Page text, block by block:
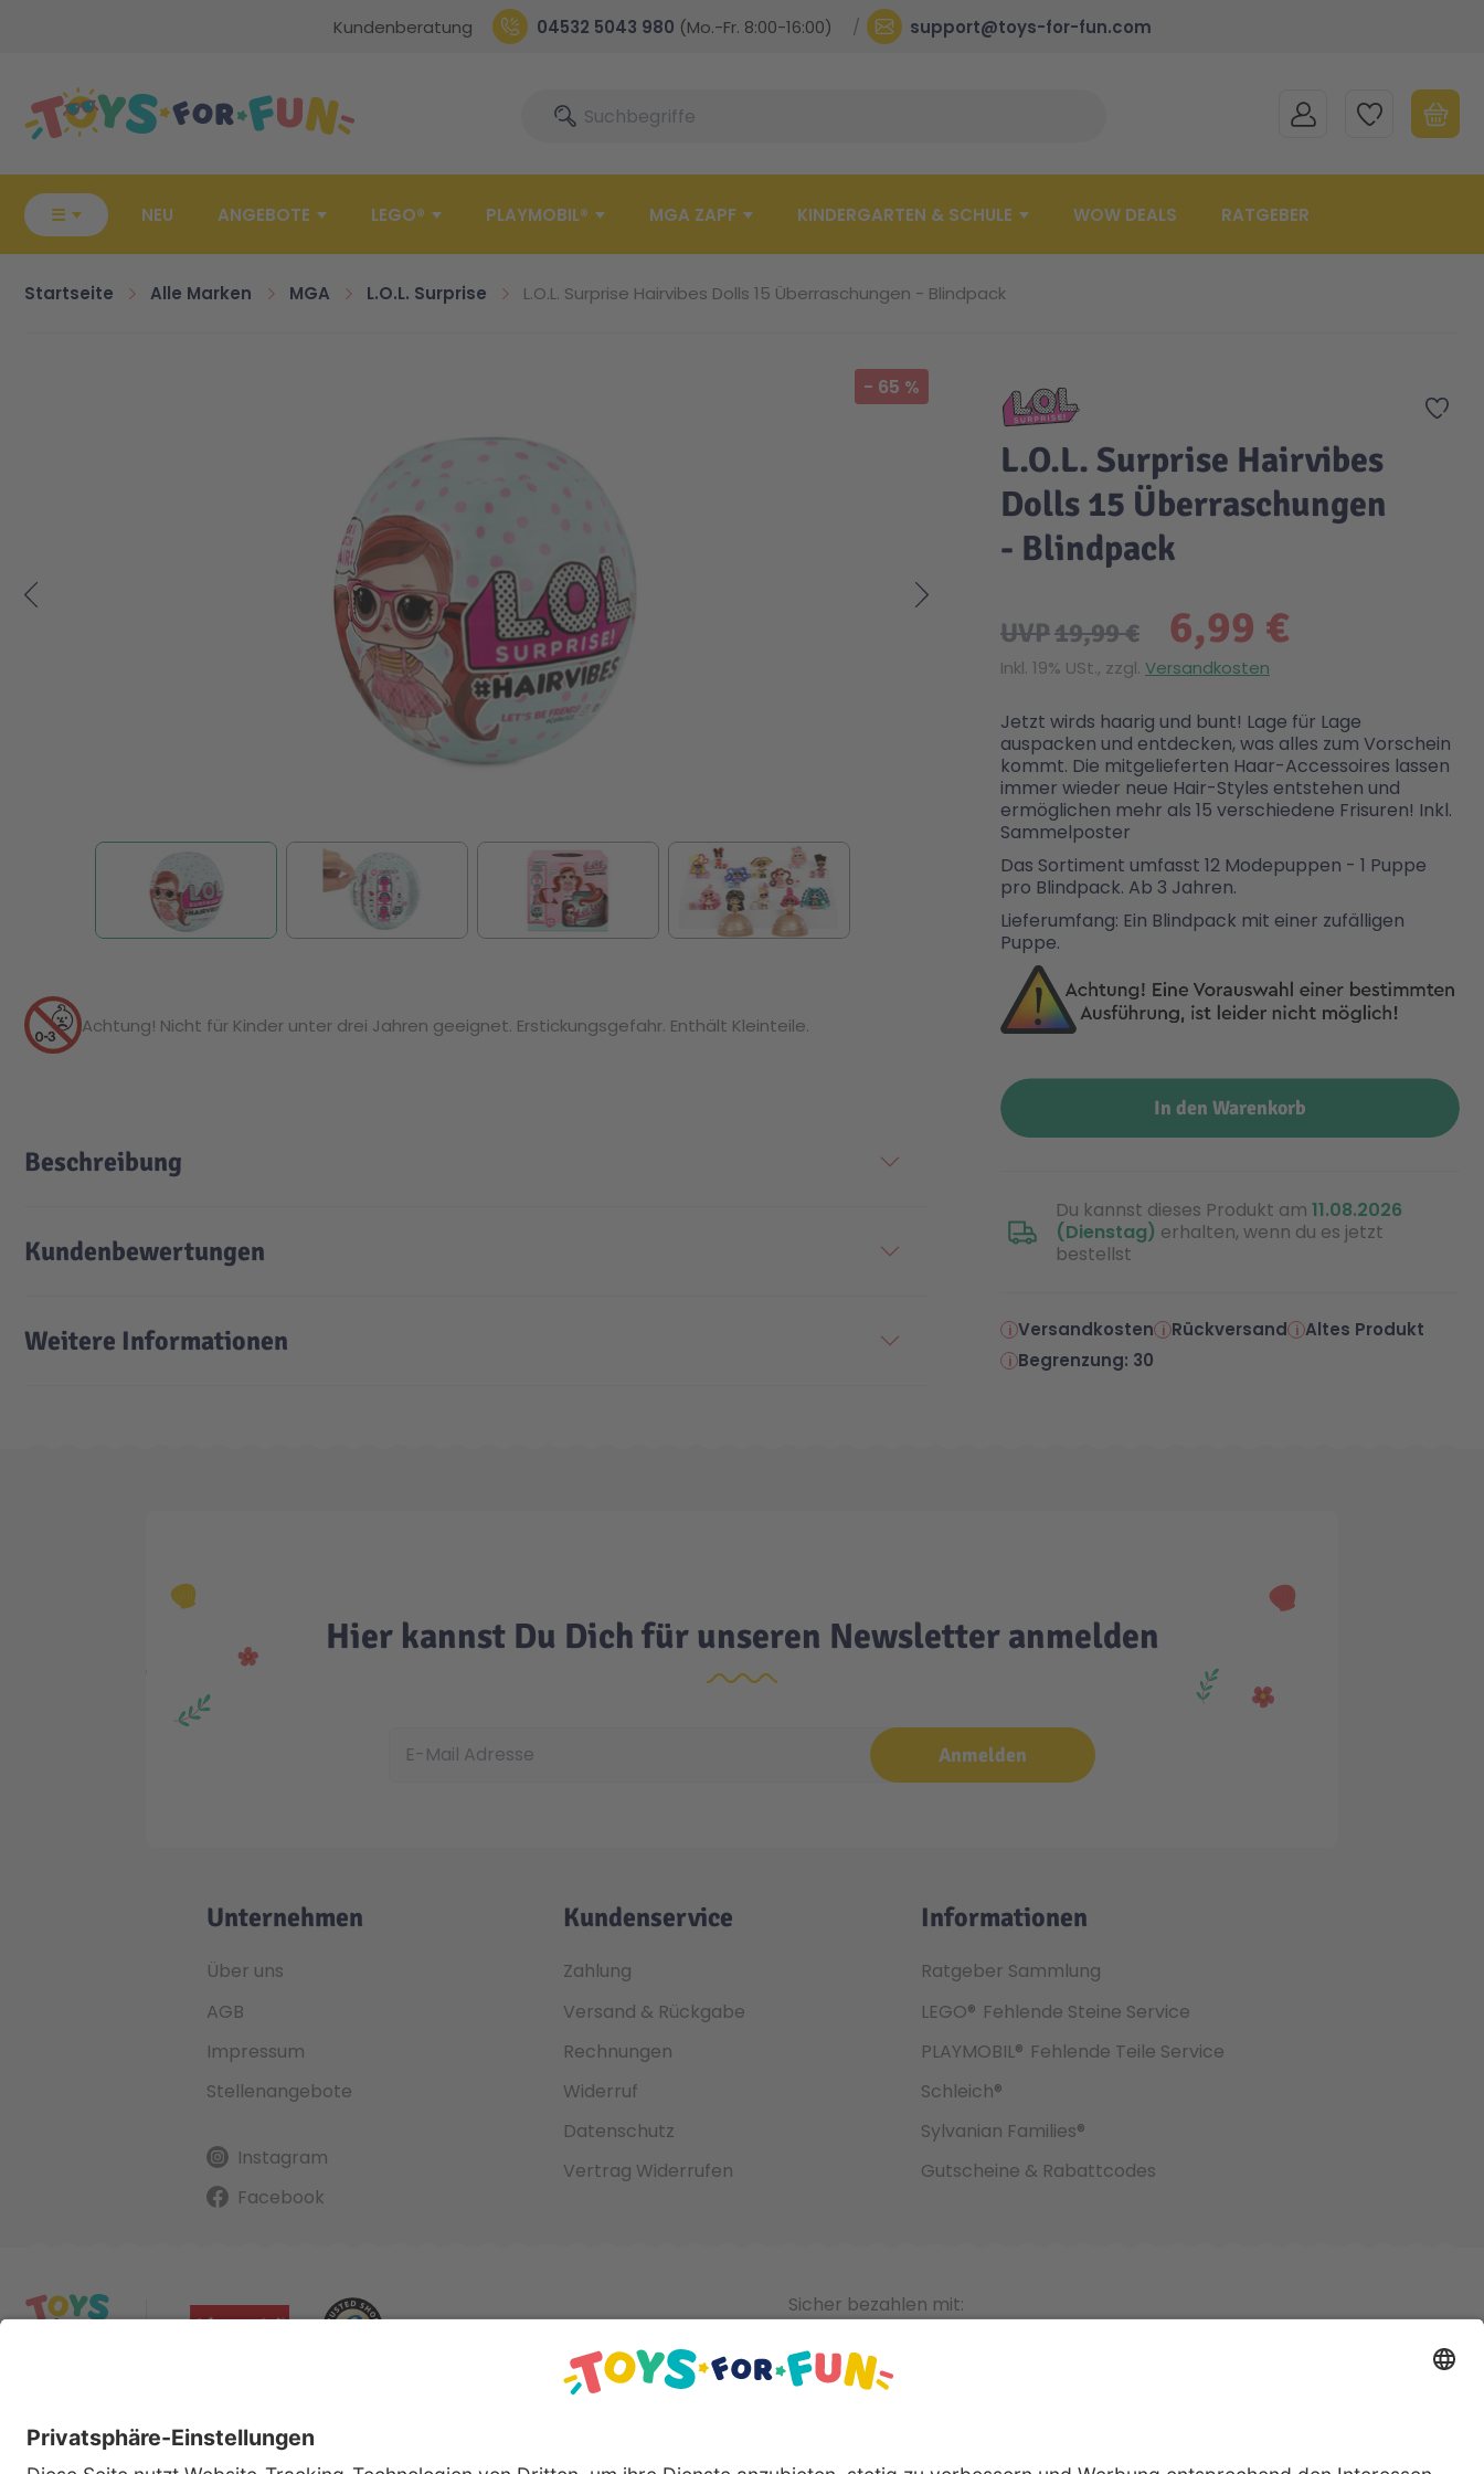
Kundenberatung 04532 5043 980 (Mo.-Fr. 8:00-16:00) support@toys-for-fun.com
SucheSuche MEIN KONTOMEINE WUNSCHLISTE
☰ NEU ANGEBOTE LEGO® PLAYMOBIL® MGA ZAPF KINDERGARTEN & SCHULE WOW DEALS RATGEBER
Startseite Alle Marken MGA L.O.L. Surprise L.O.L. Surprise Hairvibes Dolls 15 Überraschungen - Blindpack
- 65 %
Zur
L.O.L. Surprise Hairvibes
Dolls 15 Überraschungen
- Blindpack
6,99 €
UVP19,99 €
Inkl. 19% USt., zzgl. Versandkosten
Jetzt wirds haarig und bunt! Lage für Lage
auspacken und entdecken, was alles zum Vorschein
kommt. Die mitgelieferten Haar-Accessoires lassen
immer wieder neue Hair-Styles entstehen und
ermöglichen mehr als 15 verschiedene Frisuren! Inkl.
Sammelposter
Das Sortiment umfasst 12 Modepuppen - 1 Puppe
pro Blindpack. Ab 3 Jahren.
Lieferumfang: Ein Blindpack mit einer zufälligen
Puppe.
In den Warenkorb
Du kannst dieses Produkt am 11.08.2026
(Dienstag) erhalten, wenn du es jetzt
bestellst
Versandkosten Rückversand
Altes Produkt
Begrenzung: 30
Achtung! Nicht für Kinder unter drei Jahren geeignet. Erstickungsgefahr. Enthält Kleinteile.
Beschreibung
Kundenbewertungen
Weitere Informationen
Hier kannst Du Dich für unseren Newsletter anmelden
Anmelden
Unternehmen
Über uns
AGB
Impressum
Stellenangebote
Instagram
Facebook
Kundenservice
Zahlung
Versand & Rückgabe
Rechnungen
Widerruf
Datenschutz
Vertrag Widerrufen
Informationen
Ratgeber Sammlung
LEGO® Fehlende Steine Service
PLAYMOBIL® Fehlende Teile Service
Schleich®
Sylvanian Families®
Gutscheine & Rabattcodes
Sicher bezahlen mit: